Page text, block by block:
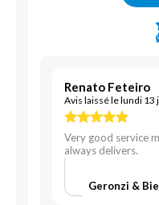
Renato Feteiro
Avis laissé le lundi 13
Very good service
always delivers.
Geronzi &